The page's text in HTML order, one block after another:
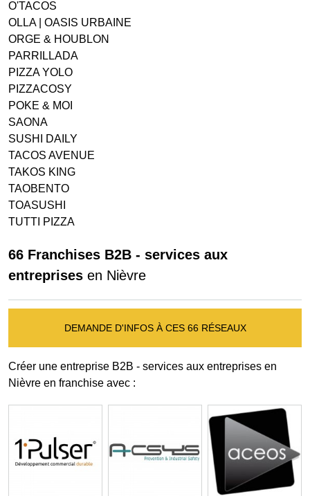
O'TACOS
OLLA | OASIS URBAINE
ORGE & HOUBLON
PARRILLADA
PIZZA YOLO
PIZZACOSY
POKE & MOI
SAONA
SUSHI DAILY
TACOS AVENUE
TAKOS KING
TAOBENTO
TOASUSHI
TUTTI PIZZA
66 Franchises B2B - services aux
entreprises en Nièvre
DEMANDE D'INFOS À CES 66 RÉSEAUX
Créer une entreprise B2B - services aux entreprises en
Nièvre en franchise avec :